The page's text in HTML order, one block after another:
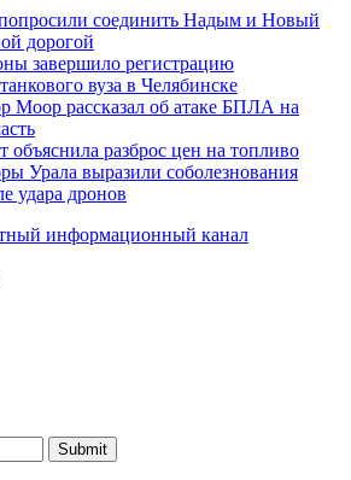
соединить Надым и Новый
дорогой
завершило регистрацию
вуза в Челябинске
Моор рассказал об атаке БПЛА на
объяснила разброс цен на топливо
Урала выразили соболезнования
удара дронов
информационный канал
Submit